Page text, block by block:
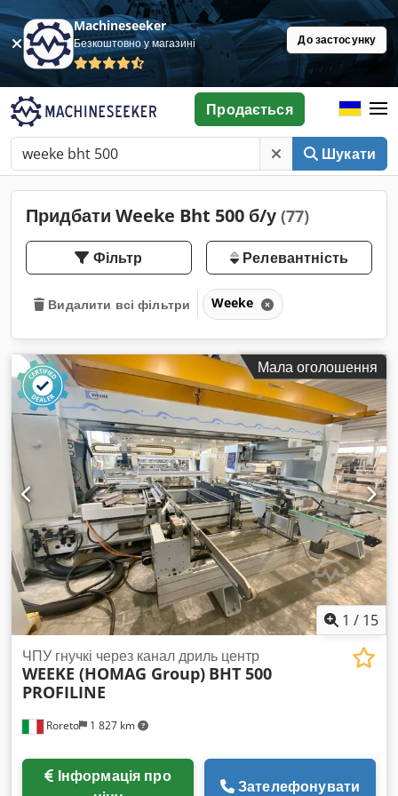
Machineseeker
Безкоштовно у магазині До застосунку
Шукати
Продається
Придбати Weeke Bht 500 б/у (77)
Фільтр Релевантність
Видалити всі фільтри Weeke
Мала оголошення
1 / 15
Roreto 1 827 km
ЧПУ гнучкі через канал дриль центр
WEEKE (HOMAG Group) BHT 500
PROFILINE
Зателефонувати